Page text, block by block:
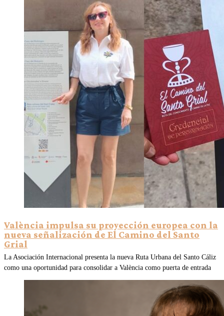
València impulsa su proyección europea con la
nueva señalización de El Camino del Santo
Grial
La Asociación Internacional presenta la nueva Ruta Urbana del Santo Cáliz
como una oportunidad para consolidar a València como puerta de entrada